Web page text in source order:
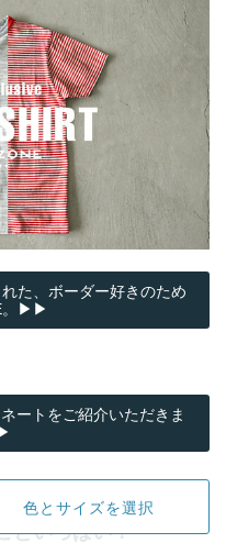
た、ボーダー好きのため
。▶▶
ートをご紹介いただきま
といっぱい！
色とサイズを選択